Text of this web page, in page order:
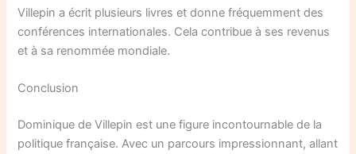
Villepin a écrit plusieurs livres et donne fréquemment des
conférences internationales. Cela contribue à ses revenus
et à sa renommée mondiale.
Conclusion
Dominique de Villepin est une figure incontournable de la
politique française. Avec un parcours impressionnant, allant